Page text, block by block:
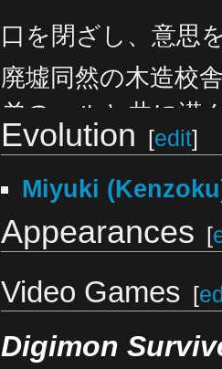
口を閉ざし、意思
転々としてようや
これからどうした
彼女は弟にもそれ
ばかりだった。
黙したまま、未来
廃墟同然の木造校
弟のハルと共に潜
ほとんど喋らない
何を考えているの
彼女がこの世界で
ハルのおかげなん
ミユキと僕、アグ
戻ってきた。
Evolution [edit]
Miyuki
Appearances [
Video Games [
Digimon